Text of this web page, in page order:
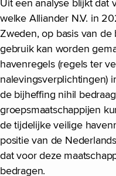
Uit een analyse blijkt dat
welke Alliander N.V. in
Zweden, op basis van
gebruik kan worden
havenregels (regels ter
nalevingsverplichtingen)
de bijheffing nihil
groepsmaatschappijen
de tijdelijke veilige
positie van de
dat voor deze
bedragen.